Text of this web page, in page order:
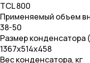
TCL 800
Применяемый объем
38-50
Размер
1367х514х458
Вес конденсатора, кг